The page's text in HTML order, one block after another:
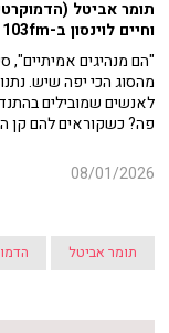
וחיים לוינסון ב-103fm ודיבר על הפנים החדשות במפלגה.
"הם מנהיגים
מהסוג הכי יפה שיש.
לאנשים שמובילים
פה? כשקוראים להם קן
08/01/2026
תומר אביטל